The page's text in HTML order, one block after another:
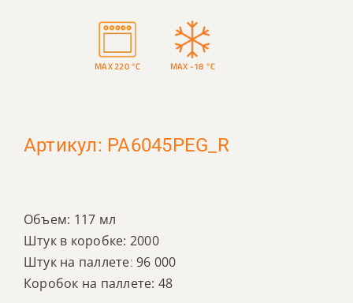
MAX 220 °C MAX -18 °C
Артикул: PA6045PEG_R
Объем: 117 мл
Штук в коробке: 2000
Штук на паллете: 96 000
Коробок на паллете: 48